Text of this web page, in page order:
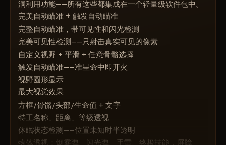
在生命条上显示文字 - 生命值透视文字
方框类型 - 方框类型
生命值类型 - 生命条类型
等级透视 - 透视等级
========================================
防雷装置透视 - 防雷装置透视
防雷装置信息 - 防雷装置信息
防雷装置方框 - 防雷装置上的方框
通知拆除防雷装置的人 - 拆除防雷装置的人员（通
知）
在防雷装置上显示文字 - 防雷装置上方的文字
洞利用功能——所有这些都集成在一个轻量级软件包中。
完美自动瞄准 + 触发自动瞄准
完整自动瞄准，带可见性和闪光检测
完美可见性检测——只射击真实可见的像素
自定义视野 + 平滑 + 任意骨骼选择
触发自动瞄准——准星命中即开火
视野圆形显示
最大视觉效果
方框/骨骼/头部/生命值 + 文字
特工名称、距离、等级透视
休眠状态检测——位置未知时半透明
物体透视：烟雾弹、闪光弹、手雷、终极技能，屏障